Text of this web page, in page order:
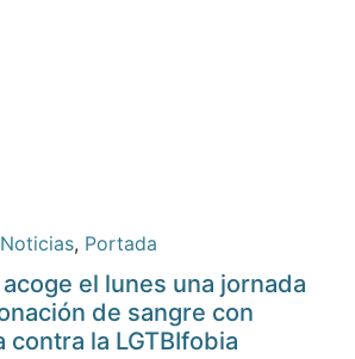
Noticias, Portada
el lunes una jornada
de sangre con
contra la LGTBIfobia